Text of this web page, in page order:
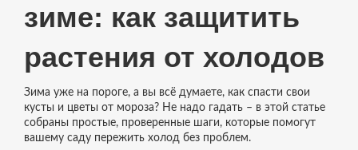
зиме: как защитить
растения от холодов
Зима уже на пороге, а вы всё думаете, как спасти свои
кусты и цветы от мороза? Не надо гадать – в этой статье
собраны простые, проверенные шаги, которые помогут
вашему саду пережить холод без проблем.